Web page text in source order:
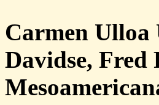
Carmen
Davidse,